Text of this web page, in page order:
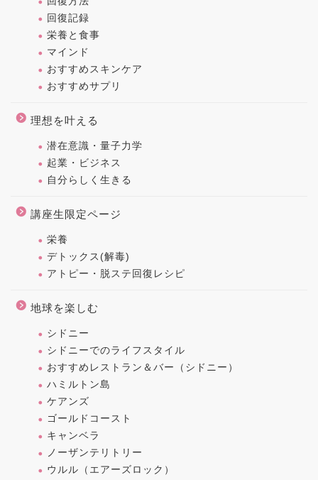
回復記録
栄養と食事
マインド
おすすめスキンケア
おすすめサプリ
理想を叶える
潜在意識・量子力学
起業・ビジネス
自分らしく生きる
講座生限定ページ
栄養
デトックス(解毒)
アトピー・脱ステ回復レシピ
地球を楽しむ
シドニー
シドニーでのライフスタイル
おすすめレストラン＆バー（シドニー）
ハミルトン島
ケアンズ
ゴールドコースト
キャンベラ
ノーザンテリトリー
ウルル（エアーズロック）